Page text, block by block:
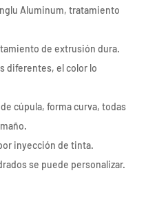
Aluminum, tratamiento
de extrusión dura.
diferentes, el color lo
cúpula, forma curva, todas
inyección de tinta.
se puede personalizar.